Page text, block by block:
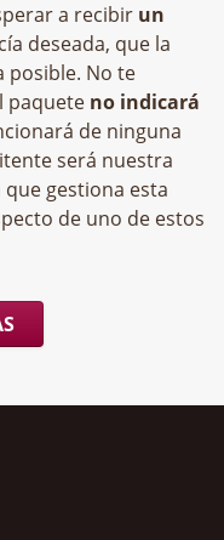
a recibir un
deseada, que la
posible. No te
paquete no indicará
de ninguna
será nuestra
que gestiona esta
de uno de estos